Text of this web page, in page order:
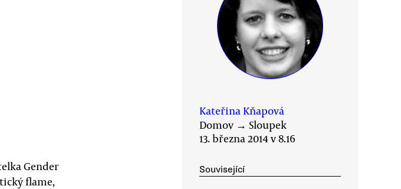
Gender
flame,
Kateřina Kňapová
Domov → Sloupek
13. března 2014 v 8.16
Související